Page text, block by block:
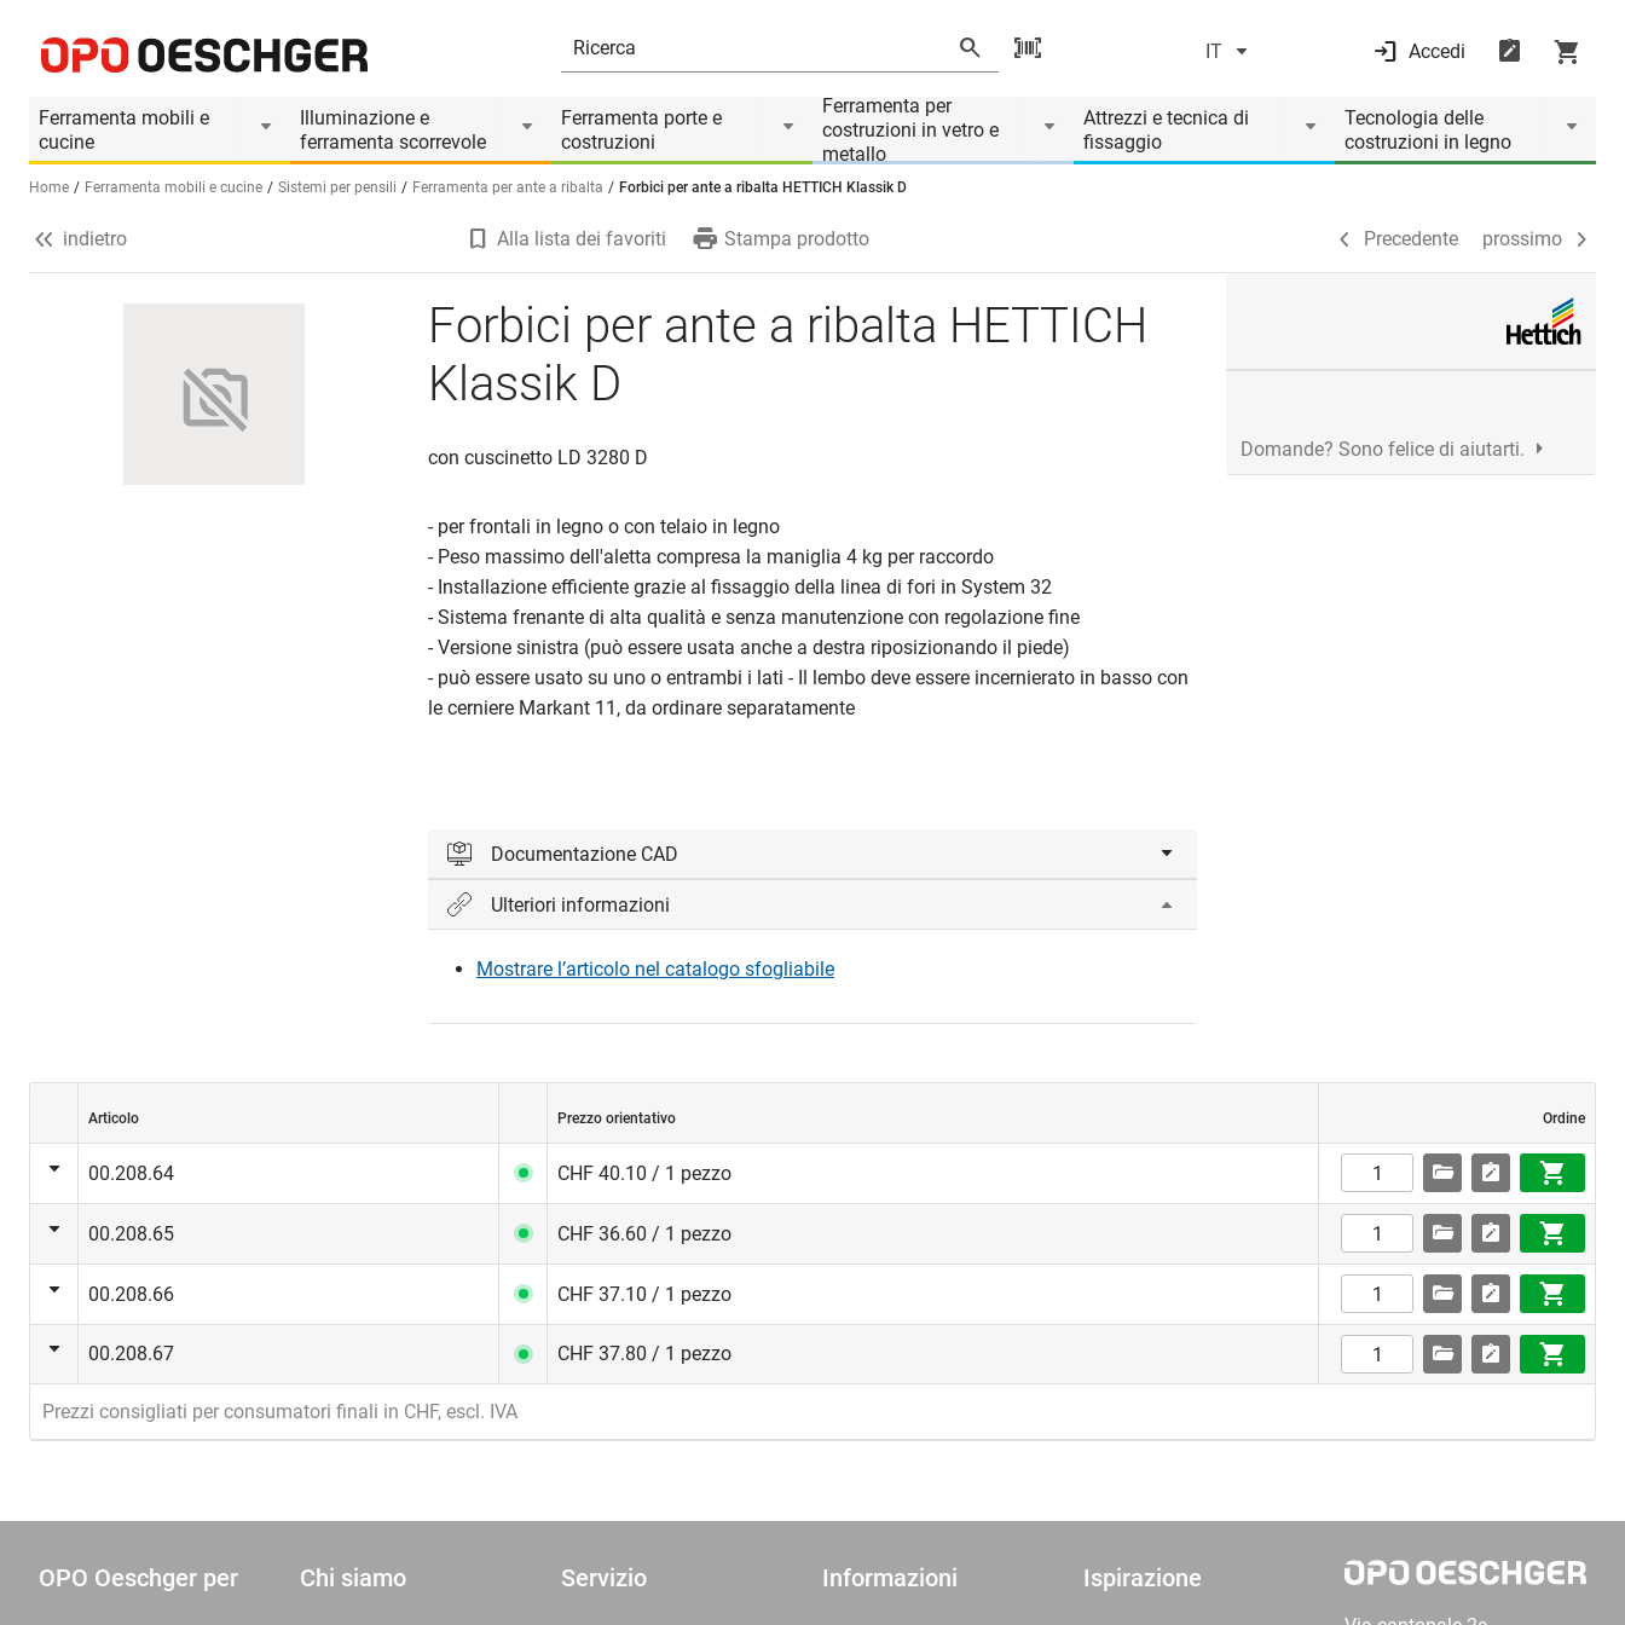
IT Accedi
Ferramenta mobili e
cucine
Illuminazione e
ferramenta scorrevole
Ferramenta porte e
costruzioni
Ferramenta per
costruzioni in vetro e
metallo
Attrezzi e tecnica di
fissaggio
Tecnologia delle
costruzioni in legno
Seleziona una lingua (IT)
Home Ferramenta mobili e cucine Sistemi per pensili Ferramenta per ante a ribalta Forbici per ante a ribalta HETTICH Klassik D
Informazioni prodotto
Precedente prossimo
indietro Alla lista dei favoriti Stampa prodotto Precedente prossimo
Forbici per ante a ribalta HETTICH
Klassik D
con cuscinetto LD 3280 D
- per frontali in legno o con telaio in legno
- Peso massimo dell'aletta compresa la maniglia 4 kg per raccordo
- Installazione efficiente grazie al fissaggio della linea di fori in System 32
- Sistema frenante di alta qualità e senza manutenzione con regolazione fine
- Versione sinistra (può essere usata anche a destra riposizionando il piede)
- può essere usato su uno o entrambi i lati - Il lembo deve essere incernierato in basso con
le cerniere Markant 11, da ordinare separatamente
Documentazione CAD
Accedi per visualizzare e scaricare i file CAD.
Ulteriori informazioni
Mostrare l’articolo nel catalogo sfogliabile
Domande? Sono felice di aiutarti.
Articolo Prezzo orientativo Ordine
00.208.64 CHF 40.10 / 1 pezzo
00.208.65 CHF 36.60 / 1 pezzo
00.208.66 CHF 37.10 / 1 pezzo
00.208.67 CHF 37.80 / 1 pezzo
Prezzi consigliati per consumatori finali in CHF, escl. IVA
OPO Oeschger per Chi siamo Servizio Informazioni Ispirazione